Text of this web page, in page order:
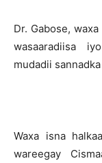
Dr. Gabose,
wasaaradiisa
mudadii
Waxa isna
wareegay